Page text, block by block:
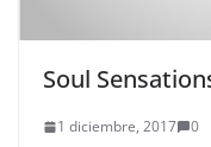
Soul
1 diciembre, 2017 0